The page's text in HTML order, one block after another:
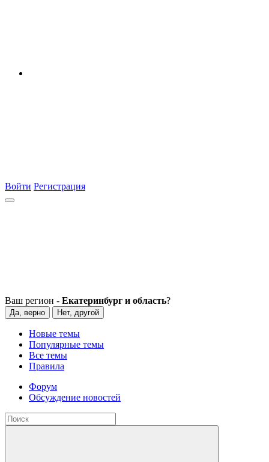
Войти Регистрация
Ваш регион - Екатеринбург и область?
Да, верно Нет, другой
Новые темы
Популярные темы
Все темы
Правила
Форум
Обсуждение новостей